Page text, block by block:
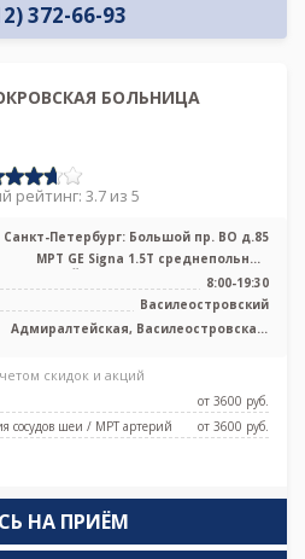
372-66-93
БОЛЬНИЦА
рейтинг: 3.7 из 5
Санкт-Петербург: Большой пр. ВО д.85
МРТ GE Signa 1.5T среднепольный
закрытый тип, КТ Siemens Somatom 8
сре ...
8:00-19:30
Василеостровский
Адмиралтейская, Василеостровская,
скидок и акций
от 3600 pуб.
сосудов шеи / МРТ артерий
от 3600 pуб.
НА ПРИЁМ